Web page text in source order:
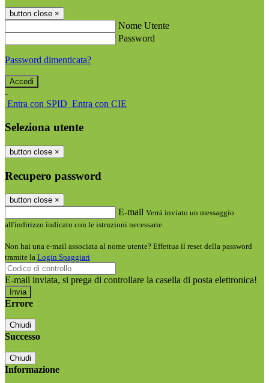
button close ×
Nome Utente
Password
Password dimenticata?
-
Entra con SPID Entra con CIE
Seleziona utente
button close ×
Recupero password
button close ×
E-mail Verrà inviato un messaggio
all'indirizzo indicato con le istruzioni necessarie.
Non hai una e-mail associata al nome utente? Effettua il reset della password
tramite la Login Spaggiari
E-mail inviata, si prega di controllare la casella di posta elettronica!
Errore
Chiudi
Successo
Chiudi
Informazione